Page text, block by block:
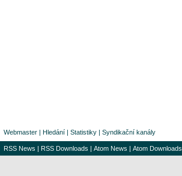
Webmaster | Hledání | Statistiky | Syndikační kanály
RSS News | RSS Downloads | Atom News | Atom Downloads